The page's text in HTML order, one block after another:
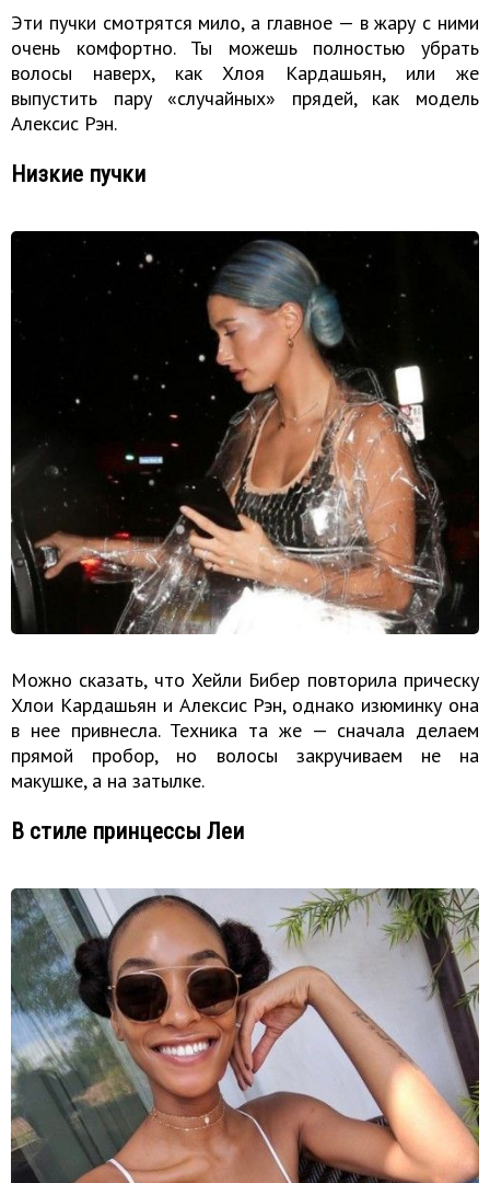
Эти пучки смотрятся мило, а главное — в жару с ними
очень комфортно. Ты можешь полностью убрать
волосы наверх, как Хлоя Кардашьян, или же
выпустить пару «случайных» прядей, как модель
Алексис Рэн.
Низкие пучки
Можно сказать, что Хейли Бибер повторила прическу
Хлои Кардашьян и Алексис Рэн, однако изюминку она
в нее привнесла. Техника та же — сначала делаем
прямой пробор, но волосы закручиваем не на
макушке, а на затылке.
В стиле принцессы Леи